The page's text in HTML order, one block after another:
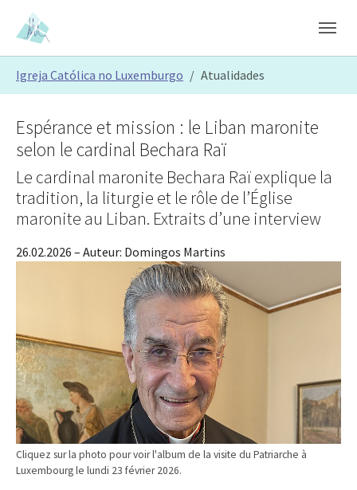
Skip to main content
Skip to page footer
Igreja Católica no Luxemburgo Atualidades
Cliquez sur la photo pour voir l'album de la visite du Patriarche à
Luxembourg le lundi 23 février 2026.
Espérance et mission : le Liban maronite
selon le cardinal Bechara Raï
Le cardinal maronite Bechara Raï explique la
tradition, la liturgie et le rôle de l’Église
maronite au Liban. Extraits d’une interview
26.02.2026 – Auteur: Domingos Martins